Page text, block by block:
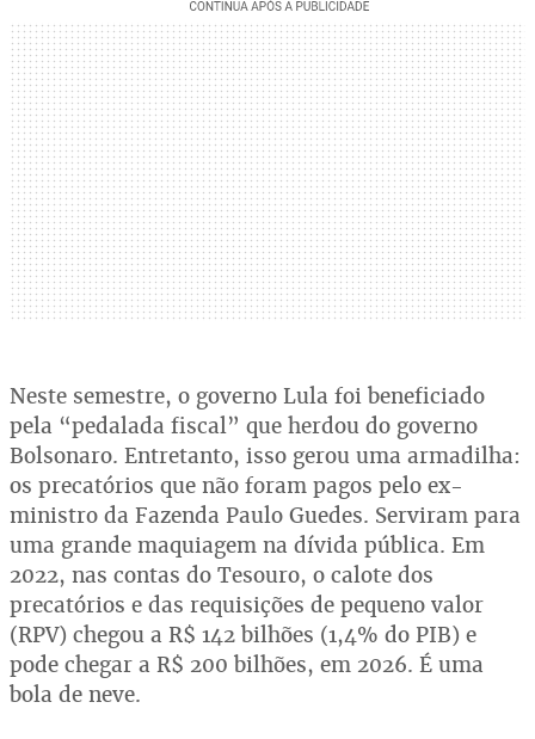
Neste semestre, o governo Lula foi beneficiado
pela “pedalada fiscal” que herdou do governo
Bolsonaro. Entretanto, isso gerou uma armadilha:
os precatórios que não foram pagos pelo ex-
ministro da Fazenda Paulo Guedes. Serviram para
uma grande maquiagem na dívida pública. Em
2022, nas contas do Tesouro, o calote dos
precatórios e das requisições de pequeno valor
(RPV) chegou a R$ 142 bilhões (1,4% do PIB) e
pode chegar a R$ 200 bilhões, em 2026. É uma
bola de neve.